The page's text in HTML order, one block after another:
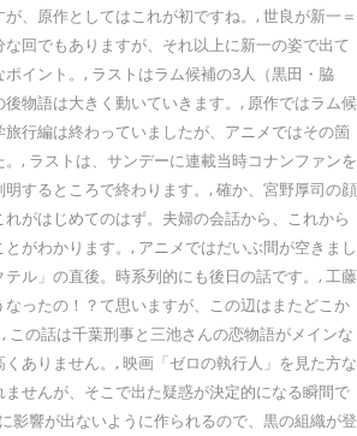
、原作としてはこれが初ですね。, 世良が新一＝
回でもありますが、それ以上に新一の姿で出て
イント。, ラストはラム候補の3人（黒田・脇
物語は大きく動いていきます。, 原作ではラム候
行編は終わっていましたが、アニメではその箇
, ラストは、サンデーに連載当時コナンファンを
するところで終わります。, 確か、宮野厚司の顔
がはじめてのはず。夫婦の会話から、これから
がわかります。, アニメではだいぶ間が空きまし
ル」の直後。時系列的にも後日の話です。, 工藤
ったの！？て思いますが、この辺はまたどこか
この話は千葉刑事と三池さんの恋物語がメインな
ありません。, 映画「ゼロの執行人」を見た方な
せんが、そこで出た疑惑が決定的になる瞬間で
影響が出ないように作られるので、黒の組織が登